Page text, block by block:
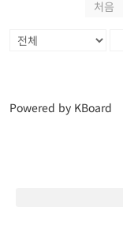
처음
Powered by KBoard